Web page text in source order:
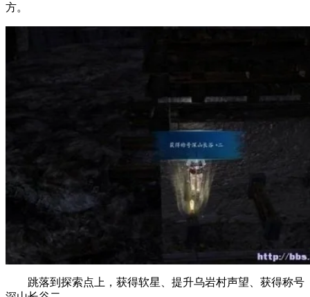
方。
跳落到探索点上，获得软星、提升乌岩村声望、获得称号